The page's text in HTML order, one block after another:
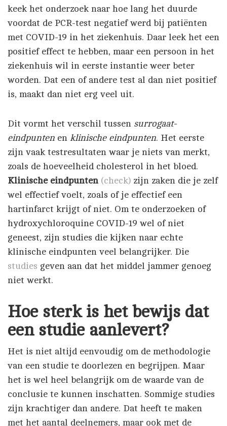
keek het onderzoek naar hoe lang het duurde
voordat de PCR-test negatief werd bij patiënten
met COVID-19 in het ziekenhuis. Daar leek het een
positief effect te hebben, maar een persoon in het
ziekenhuis wil in eerste instantie weer beter
worden. Dat een of andere test al dan niet positief
is, maakt dan niet erg veel uit.
Dit vormt het verschil tussen surrogaat-
eindpunten en klinische eindpunten. Het eerste
zijn vaak testresultaten waar je niets van merkt,
zoals de hoeveelheid cholesterol in het bloed.
Klinische eindpunten (check) zijn zaken die je zelf
wel effectief voelt, zoals of je effectief een
hartinfarct krijgt of niet. Om te onderzoeken of
hydroxychloroquine COVID-19 wel of niet
geneest, zijn studies die kijken naar echte
klinische eindpunten veel belangrijker. Die
studies geven aan dat het middel jammer genoeg
niet werkt.
Hoe sterk is het bewijs dat
een studie aanlevert?
Het is niet altijd eenvoudig om de methodologie
van een studie te doorlezen en begrijpen. Maar
het is wel heel belangrijk om de waarde van de
conclusie te kunnen inschatten. Sommige studies
zijn krachtiger dan andere. Dat heeft te maken
met het aantal deelnemers, maar ook met de